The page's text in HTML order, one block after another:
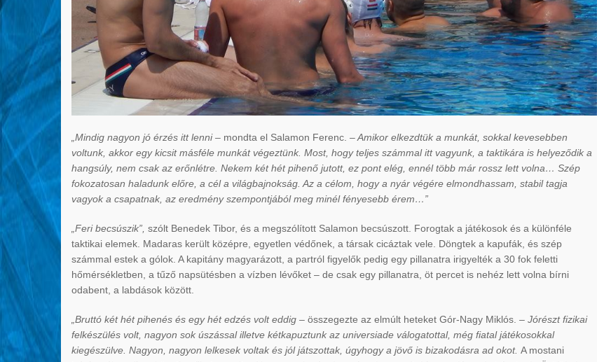
„Mindig nagyon jó érzés itt lenni – mondta el Salamon Ferenc. – Amikor elkezdtük a munkát, sokkal kevesebben
voltunk, akkor egy kicsit másféle munkát végeztünk. Most, hogy teljes számmal itt vagyunk, a taktikára is helyeződik a
hangsúly, nem csak az erőnlétre. Nekem két hét pihenő jutott, ez pont elég, ennél több már rossz lett volna… Szép
fokozatosan haladunk előre, a cél a világbajnokság. Az a célom, hogy a nyár végére elmondhassam, stabil tagja
vagyok a csapatnak, az eredmény szempontjából meg minél fényesebb érem…”
„Feri becsúszik”, szólt Benedek Tibor, és a megszólított Salamon becsúszott. Forogtak a játékosok és a különféle
taktikai elemek. Madaras került középre, egyetlen védőnek, a társak cicáztak vele. Döngtek a kapufák, és szép
számmal estek a gólok. A kapitány magyarázott, a partról figyelők pedig egy pillanatra irigyelték a 30 fok feletti
hőmérsékletben, a tűző napsütésben a vízben lévőket – de csak egy pillanatra, öt percet is nehéz lett volna bírni
odabent, a labdások között.
„Bruttó két hét pihenés és egy hét edzés volt eddig – összegezte az elmúlt heteket Gór-Nagy Miklós. – Jórészt fizikai
felkészülés volt, nagyon sok úszással illetve kétkapuztunk az universiade válogatottal, még fiatal játékosokkal
kiegészülve. Nagyon, nagyon lelkesek voltak és jól játszottak, úgyhogy a jövő is bizakodásra ad okot. A mostani